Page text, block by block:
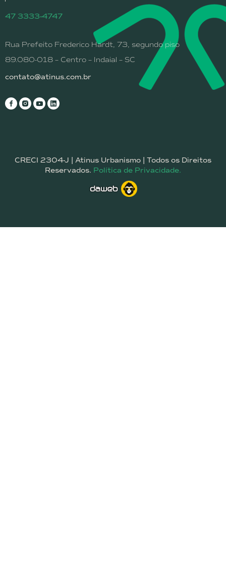
47 3333-4747
Rua Prefeito Frederico Hardt, 73, segundo piso
89.080-018 – Centro – Indaial – SC
contato@atinus.com.br
CRECI 2304-J | Atinus Urbanismo | Todos os Direitos
Reservados. Política de Privacidade.